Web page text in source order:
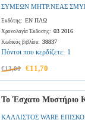
ΣΥΜΕΩΝ ΜΗΤΡ.ΝΕΑΣ
Εκδότης: ΕΝ ΠΛΩ
Χρονολογία Έκδοσης: 03 2016
Κωδικός βιβλίου: 38837
Πόντοι που κερδίζετε: 1
€13,00 €11,70
Το Έσχατο Μυστήριο
ΚΑΛΛΙΣΤΟΣ WARE